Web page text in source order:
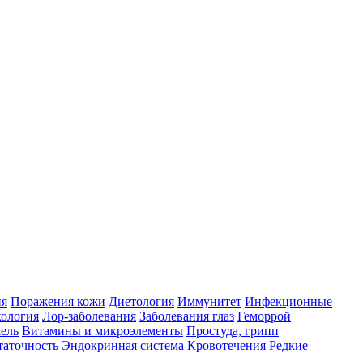
Поражения кожи Диетология Иммунитет Инфекционные
Лор-заболевания Заболевания глаз Геморрой
Витамины и микроэлементы Простуда, грипп
Эндокринная система Кровотечения Редкие